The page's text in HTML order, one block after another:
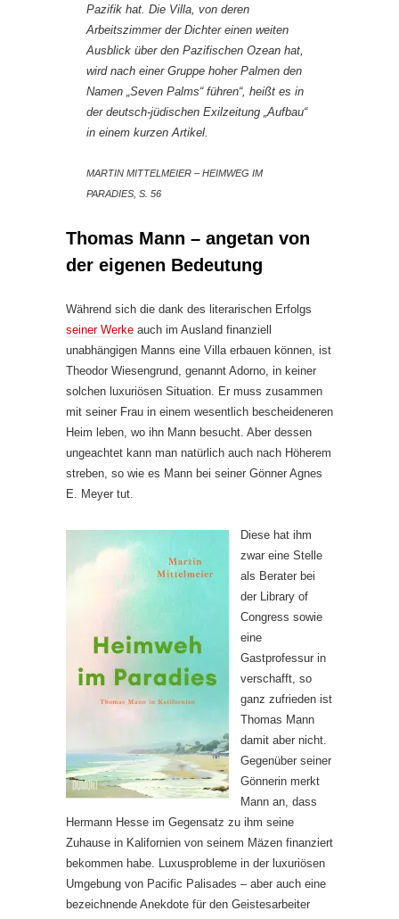
Pazifik hat. Die Villa, von deren
Arbeitszimmer der Dichter einen weiten
Ausblick über den Pazifischen Ozean hat,
wird nach einer Gruppe hoher Palmen den
Namen „Seven Palms“ führen“, heißt es in
der deutsch-jüdischen Exilzeitung „Aufbau“
in einem kurzen Artikel.
MARTIN MITTELMEIER – HEIMWEG IM
PARADIES, S. 56
Thomas Mann – angetan von
der eigenen Bedeutung
Während sich die dank des literarischen Erfolgs
seiner Werke auch im Ausland finanziell
unabhängigen Manns eine Villa erbauen können, ist
Theodor Wiesengrund, genannt Adorno, in keiner
solchen luxuriösen Situation. Er muss zusammen
mit seiner Frau in einem wesentlich bescheideneren
Heim leben, wo ihn Mann besucht. Aber dessen
ungeachtet kann man natürlich auch nach Höherem
streben, so wie es Mann bei seiner Gönner Agnes
E. Meyer tut.
Diese hat ihm
zwar eine Stelle
als Berater bei
der Library of
Congress sowie
eine
Gastprofessur in
verschafft, so
ganz zufrieden ist
Thomas Mann
damit aber nicht.
Gegenüber seiner
Gönnerin merkt
Mann an, dass
Hermann Hesse im Gegensatz zu ihm seine
Zuhause in Kalifornien von seinem Mäzen finanziert
bekommen habe. Luxusprobleme in der luxuriösen
Umgebung von Pacific Palisades – aber auch eine
bezeichnende Anekdote für den Geistesarbeiter